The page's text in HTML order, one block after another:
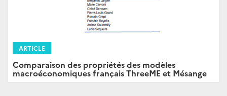
ARTICLE
Comparaison des propriétés des modèles
macroéconomiques français ThreeME et Mésange